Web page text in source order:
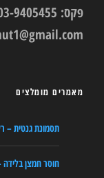
פקס: 03-9405455
מאמרים מומלצים
תסמונת גנטית –
חוסר חמצן